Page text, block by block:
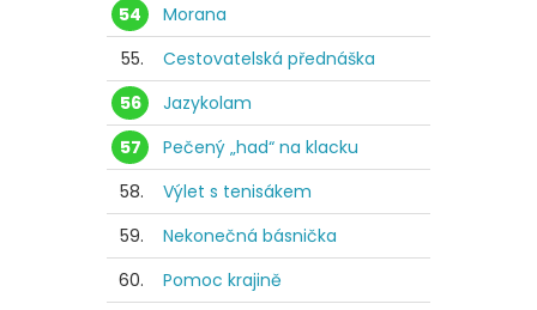
54
Morana
55.
Cestovatelská přednáška
56
Jazykolam
57
Pečený „had“ na klacku
58.
Výlet s tenisákem
59.
Nekonečná básnička
60.
Pomoc krajině